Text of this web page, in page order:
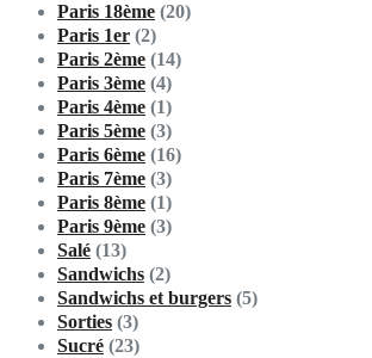
Paris 18ème (20)
Paris 1er (2)
Paris 2ème (14)
Paris 3ème (4)
Paris 4ème (1)
Paris 5ème (3)
Paris 6ème (16)
Paris 7ème (3)
Paris 8ème (1)
Paris 9ème (3)
Salé (13)
Sandwichs (2)
Sandwichs et burgers (5)
Sorties (3)
Sucré (23)